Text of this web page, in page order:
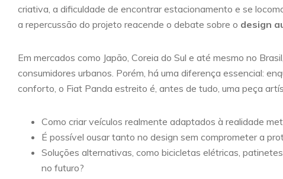
criativa, a dificuldade de encontrar estacionamento e se
a repercussão do projeto reacende o debate sobre o design
Em mercados como Japão, Coreia do Sul e até mesmo no
consumidores urbanos. Porém, há uma diferença essencial:
conforto, o Fiat Panda estreito é, antes de tudo, uma peça
Como criar veículos realmente adaptados à realidade
É possível ousar tanto no design sem comprometer a
Soluções alternativas, como bicicletas elétricas,
no futuro?